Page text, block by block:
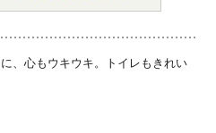
、心もウキウキ。トイレもきれい